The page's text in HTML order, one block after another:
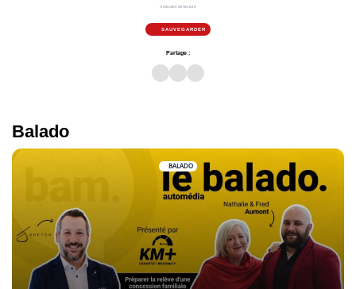
3 minutes de lecture
SAUVEGARDER
Partage :
Balado
BALADO